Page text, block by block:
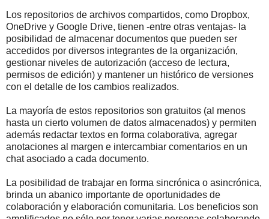
Los repositorios de archivos compartidos, como Dropbox,
OneDrive y Google Drive, tienen -entre otras ventajas- la
posibilidad de almacenar documentos que pueden ser
accedidos por diversos integrantes de la organización,
gestionar niveles de autorización (acceso de lectura,
permisos de edición) y mantener un histórico de versiones
con el detalle de los cambios realizados.
La mayoría de estos repositorios son gratuitos (al menos
hasta un cierto volumen de datos almacenados) y permiten
además redactar textos en forma colaborativa, agregar
anotaciones al margen e intercambiar comentarios en un
chat asociado a cada documento.
La posibilidad de trabajar en forma sincrónica o asincrónica,
brinda un abanico importante de oportunidades de
colaboración y elaboración comunitaria. Los beneficios son